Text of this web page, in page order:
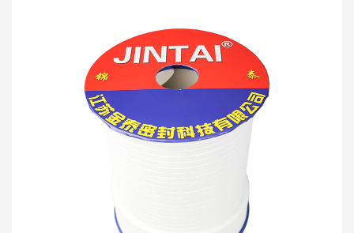
Utmärkt kemiskt motstånd
Motstår aggressiva syror, lösningsmedel och
frätande media, vilket gör det till ett idealiskt
kemiskt resistent EPTFE -packningsmaterial för
Högtrycksprestanda